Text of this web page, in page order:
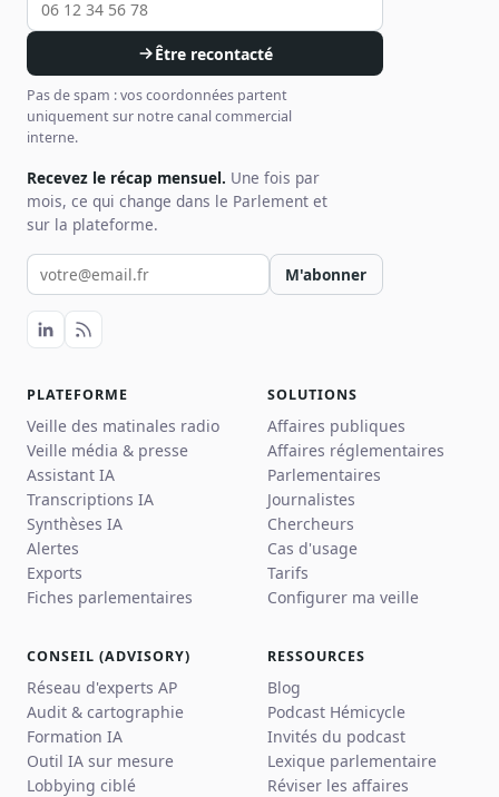
Être recontacté
Pas de spam : vos coordonnées partent
uniquement sur notre canal commercial
interne.
Recevez le récap mensuel. Une fois par
mois, ce qui change dans le Parlement et
sur la plateforme.
Votre email pour la newsletter
M'abonner
PLATEFORME
Veille des matinales radio
Veille média & presse
Assistant IA
Transcriptions IA
Synthèses IA
Alertes
Exports
Fiches parlementaires
SOLUTIONS
Affaires publiques
Affaires réglementaires
Parlementaires
Journalistes
Chercheurs
Cas d'usage
Tarifs
Configurer ma veille
CONSEIL (ADVISORY)
Réseau d'experts AP
Audit & cartographie
Formation IA
Outil IA sur mesure
Lobbying ciblé
RESSOURCES
Blog
Podcast Hémicycle
Invités du podcast
Lexique parlementaire
Réviser les affaires